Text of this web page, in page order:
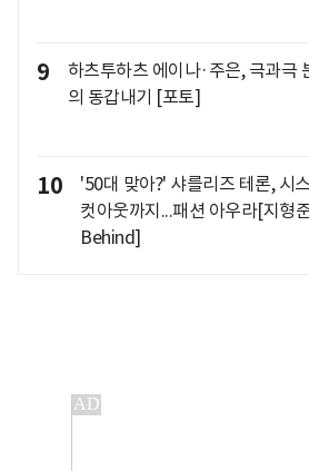
9
하츠투하츠 에이나·주은, 극과극
의 동갑내기 [포토]
10
'50대 맞아?' 샤를리즈 테론, 시
컷아웃까지...패션 아우라[지형
Behind]